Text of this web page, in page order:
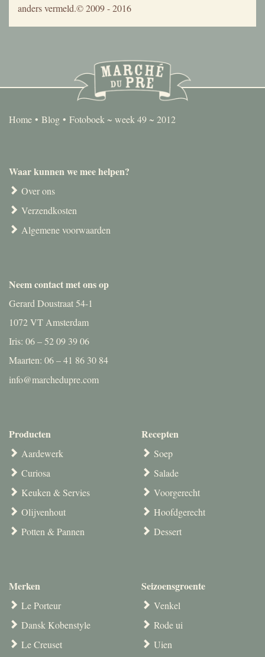
anders vermeld.© 2009 - 2016
Home Blog Fotoboek ~ week 49 ~ 2012
Waar kunnen we mee helpen?
Over ons
Verzendkosten
Algemene voorwaarden
Neem contact met ons op
Gerard Doustraat 54-1
1072 VT Amsterdam
Iris: 06 – 52 09 39 06
Maarten: 06 – 41 86 30 84
info@marchedupre.com
Producten
Aardewerk
Curiosa
Keuken & Servies
Olijvenhout
Potten & Pannen
Merken
Le Porteur
Dansk Kobenstyle
Le Creuset
Recepten
Soep
Salade
Voorgerecht
Hoofdgerecht
Dessert
Seizoensgroente
Venkel
Rode ui
Uien